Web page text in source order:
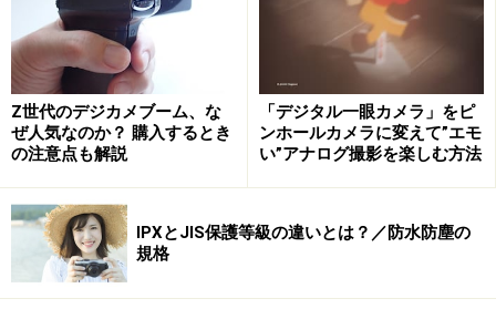
こだわりオート F5.6 1/200秒 ISO100 焦点距離
16.76mm(31mm相当) 「現代の火の見やぐら」 最近ではス
カイツリーに見えてしまう、消防署の火の見やぐらデザイ
ン。明暗差の比較的ある被写体だが、ダイナミックレンジの
広さでしっかりと描写されている
Z世代のデジカメブーム、な
ぜ人気なのか？ 購入するとき
の注意点も解説
「デジタル一眼カメラ」をピ
ンホールカメラに変えて”エモ
い”アナログ撮影を楽しむ方法
IPXとJIS保護等級の違いとは？／防水防塵の
規格